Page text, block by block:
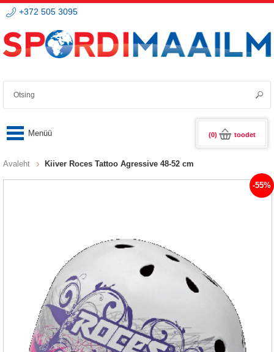
+372 505 3095
(0) toodet
Avaleht Kiiver Roces Tattoo Agressive 48-52 cm
-55%